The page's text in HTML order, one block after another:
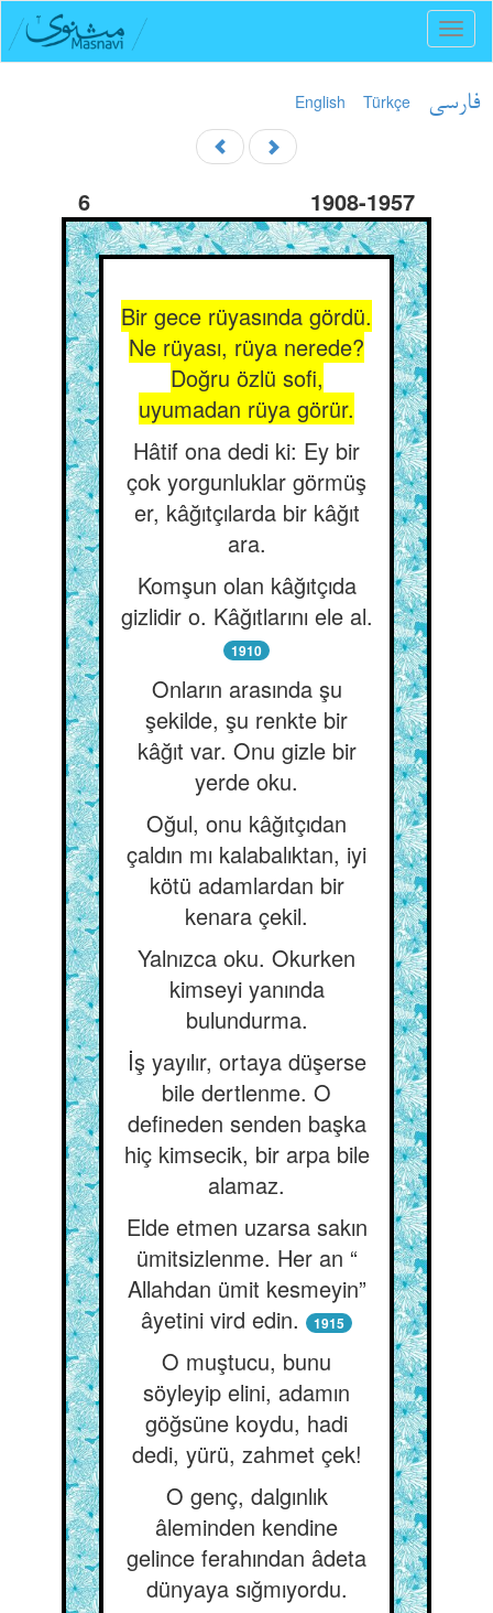
English Türkçe فارسی
6 1908-1957
Bir gece rüyasında gördü.
Ne rüyası, rüya nerede?
Doğru özlü sofi,
uyumadan rüya görür.
Hâtif ona dedi ki: Ey bir
çok yorgunluklar görmüş
er, kâğıtçılarda bir kâğıt
ara.
Komşun olan kâğıtçıda
gizlidir o. Kâğıtlarını ele al.
1910
Onların arasında şu
şekilde, şu renkte bir
kâğıt var. Onu gizle bir
yerde oku.
Oğul, onu kâğıtçıdan
çaldın mı kalabalıktan, iyi
kötü adamlardan bir
kenara çekil.
Yalnızca oku. Okurken
kimseyi yanında
bulundurma.
İş yayılır, ortaya düşerse
bile dertlenme. O
defineden senden başka
hiç kimsecik, bir arpa bile
alamaz.
Elde etmen uzarsa sakın
ümitsizlenme. Her an “
Allahdan ümit kesmeyin”
âyetini vird edin.
1915
O muştucu, bunu
söyleyip elini, adamın
göğsüne koydu, hadi
dedi, yürü, zahmet çek!
O genç, dalgınlık
âleminden kendine
gelince ferahından âdeta
dünyaya sığmıyordu.